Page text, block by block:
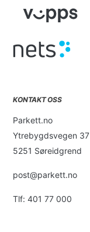
KONTAKT OSS
Parkett.no
Ytrebygdsvegen 37
5251 Søreidgrend
post@parkett.no
Tlf: 401 77 000